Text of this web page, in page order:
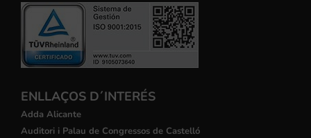
ENLLAÇOS D´INTERÉS
Adda Alicante
Auditori i Palau de Congressos de Castelló